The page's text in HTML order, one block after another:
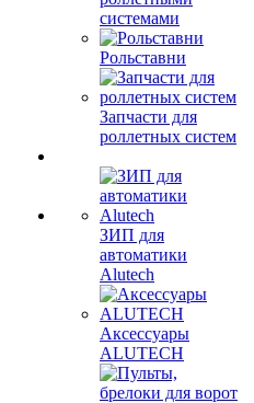
системами
Рольставни
Запчасти для
роллетных систем
ЗИП для
автоматики
Alutech
Аксессуары
ALUTECH